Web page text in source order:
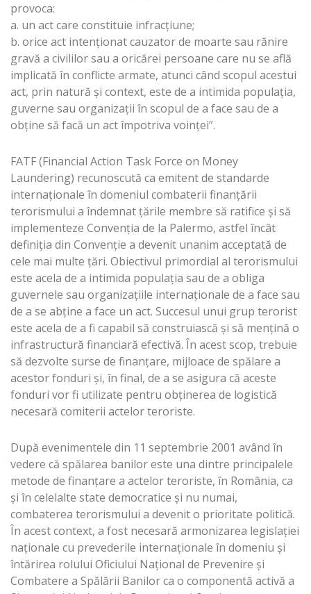
provoca:
a. un act care constituie infracţiune;
b. orice act intenţionat cauzator de moarte sau rănire
gravă a civililor sau a oricărei persoane care nu se află
implicată în conflicte armate, atunci când scopul acestui
act, prin natură şi context, este de a intimida populaţia,
guverne sau organizaţii în scopul de a face sau de a
obţine să facă un act împotriva voinţei”.
FATF (Financial Action Task Force on Money
Laundering) recunoscută ca emitent de standarde
internaţionale în domeniul combaterii finanţării
terorismului a îndemnat ţările membre să ratifice şi să
implementeze Convenţia de la Palermo, astfel încât
definiţia din Convenţie a devenit unanim acceptată de
cele mai multe ţări. Obiectivul primordial al terorismului
este acela de a intimida populaţia sau de a obliga
guvernele sau organizaţiile internaţionale de a face sau
de a se abţine a face un act. Succesul unui grup terorist
este acela de a fi capabil să construiască şi să menţină o
infrastructură financiară efectivă. În acest scop, trebuie
să dezvolte surse de finanţare, mijloace de spălare a
acestor fonduri şi, în final, de a se asigura că aceste
fonduri vor fi utilizate pentru obţinerea de logistică
necesară comiterii actelor teroriste.
După evenimentele din 11 septembrie 2001 având în
vedere că spălarea banilor este una dintre principalele
metode de finanţare a actelor teroriste, în România, ca
şi în celelalte state democratice şi nu numai,
combaterea terorismului a devenit o prioritate politică.
În acest context, a fost necesară armonizarea legislaţiei
naţionale cu prevederile internaţionale în domeniu şi
întărirea rolului Oficiului Naţional de Prevenire şi
Combatere a Spălării Banilor ca o componentă activă a